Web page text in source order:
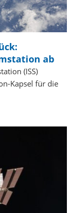
ab
(ISS)
Kapsel für die